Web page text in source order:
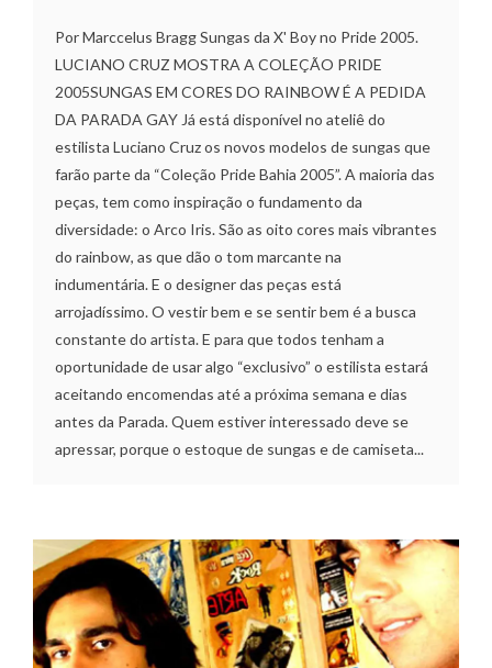
Por Marccelus Bragg Sungas da X' Boy no Pride 2005.
LUCIANO CRUZ MOSTRA A COLEÇÃO PRIDE
2005SUNGAS EM CORES DO RAINBOW É A PEDIDA
DA PARADA GAY Já está disponível no ateliê do
estilista Luciano Cruz os novos modelos de sungas que
farão parte da “Coleção Pride Bahia 2005”. A maioria das
peças, tem como inspiração o fundamento da
diversidade: o Arco Iris. São as oito cores mais vibrantes
do rainbow, as que dão o tom marcante na
indumentária. E o designer das peças está
arrojadíssimo. O vestir bem e se sentir bem é a busca
constante do artista. E para que todos tenham a
oportunidade de usar algo “exclusivo” o estilista estará
aceitando encomendas até a próxima semana e dias
antes da Parada. Quem estiver interessado deve se
apressar, porque o estoque de sungas e de camiseta...